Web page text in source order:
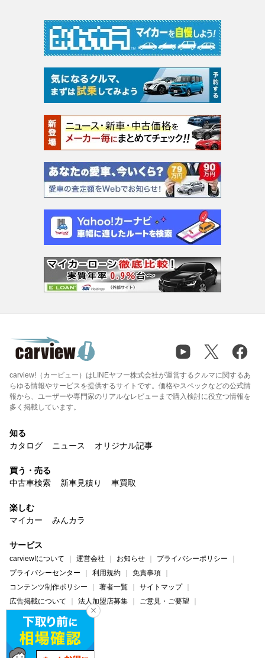
carview!（カービュー）はLINEヤフー株式会社が運営するクルマに関するあ
らゆる情報やサービスを提供するサイトです。価格やスペックなどの公式情
報から、ユーザーや専門家のリアルなレビューまで購入検討に役立つ情報を
多く掲載しています。
知る
カタログ
ニュース オリジナル記事
買う・売る
中古車検索
新車見積り 車買取
楽しむ
マイカー
みんカラ
サービス
carview!について 運営会社 お知らせ
プライバシーポリシー
プライバシーセンター
利用規約
免責事項
コンテンツ制作ポリシー
著者一覧
サイトマップ
広告掲載について
法人加盟店募集
ご意見・ご要望
ヘルプ・お問い合わせ
carview! Yahoo! JAPAN